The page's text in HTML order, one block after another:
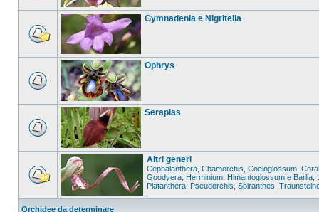
Gymnadenia e Nigritella
Ophrys
Serapias
Altri generi
Cephalanthera Chamorchis Coeloglossum
Goodyera Herminium Himantoglossum e Barlia
Platanthera Pseudorchis Spiranthes
Orchidee da determinare